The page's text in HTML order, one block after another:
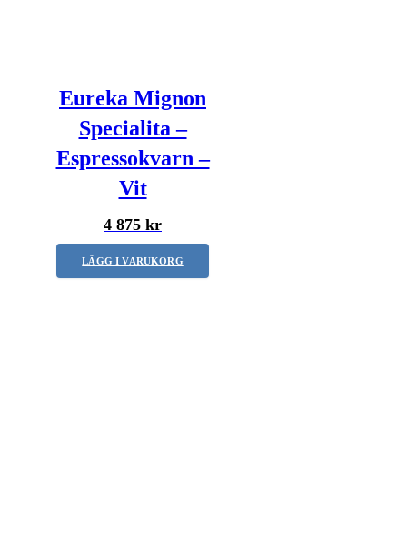
Eureka Mignon
Specialita –
Espressokvarn –
Vit
4 875 kr
LÄGG I VARUKORG